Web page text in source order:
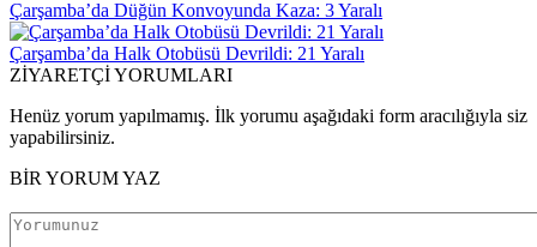
Çarşamba’da Düğün Konvoyunda Kaza: 3 Yaralı
Çarşamba’da Halk Otobüsü Devrildi: 21 Yaralı
ZİYARETÇİ YORUMLARI
Henüz yorum yapılmamış. İlk yorumu aşağıdaki form aracılığıyla siz
yapabilirsiniz.
BİR YORUM YAZ